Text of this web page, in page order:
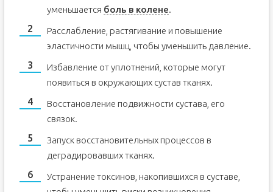
уменьшается боль в колене.
Расслабление, растягивание и повышение
эластичности мышц, чтобы уменьшить давление.
Избавление от уплотнений, которые могут
появиться в окружающих сустав тканях.
Восстановление подвижности сустава, его
связок.
Запуск восстановительных процессов в
деградировавших тканях.
Устранение токсинов, накопившихся в суставе,